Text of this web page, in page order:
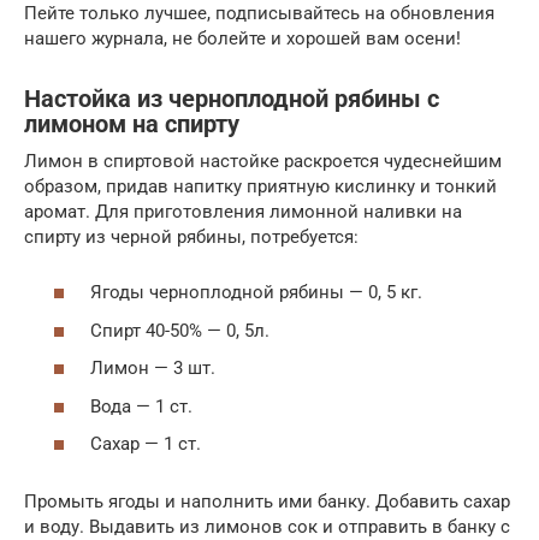
Пейте только лучшее, подписывайтесь на обновления
нашего журнала, не болейте и хорошей вам осени!
Настойка из черноплодной рябины с
лимоном на спирту
Лимон в спиртовой настойке раскроется чудеснейшим
образом, придав напитку приятную кислинку и тонкий
аромат. Для приготовления лимонной наливки на
спирту из черной рябины, потребуется:
Ягоды черноплодной рябины — 0, 5 кг.
Спирт 40-50% — 0, 5л.
Лимон — 3 шт.
Вода — 1 ст.
Сахар — 1 ст.
Промыть ягоды и наполнить ими банку. Добавить сахар
и воду. Выдавить из лимонов сок и отправить в банку с